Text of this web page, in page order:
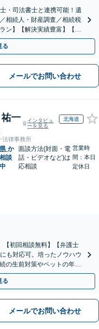
・司法書士と連携可能！遺
相続人・財産調査／相続税
ン】【解決実績豊富】【電
る
メールでお問い合わせ
一
インタビュ
ーを見る
北海道
法律事務所
か
談
面談方法(対面・電
話・ビデオなど)は
応相談
営業時
間：本日
定休日
【初回相談無料】【弁護士
も対応可。培ったノウハウ
の生前対策やペットの年金
駅8分】
る
メールでお問い合わせ